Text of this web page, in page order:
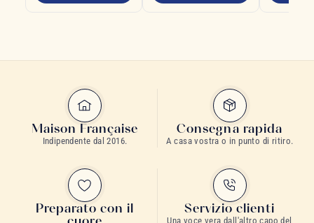
Maison Française
Indipendente dal 2016.
Consegna rapida
A casa vostra o in punto di ritiro.
Preparato con il
Servizio clienti
Una voce vera dall'altro capo del